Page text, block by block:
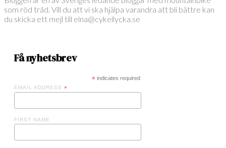
som röd tråd. Vill du att vi ska hjälpa varandra att bli bättre kan
du skicka ett mejl till elna@cykellycka.se
Få nyhetsbrev
*indicates required
EMAIL ADDRESS *
FIRST NAME